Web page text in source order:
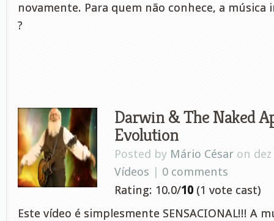
novamente. Para quem não conhece, a música
?
Darwin & The Naked
Evolution
Posted by Mário César on
Vídeos | 0 comments
Rating: 10.0/10 (1 vote cast)
Este vídeo é simplesmente SENSACIONAL!!! A